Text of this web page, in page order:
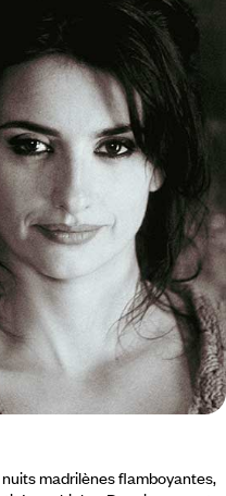
madrilènes flamboyantes,